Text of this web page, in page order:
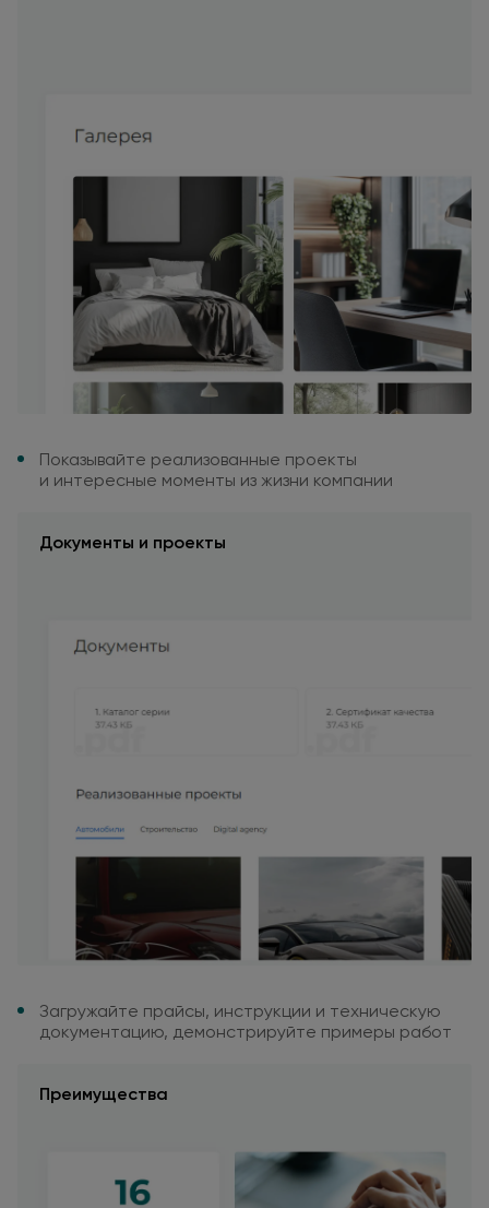
Показывайте реализованные проекты
и интересные моменты из жизни компании
Документы и проекты
Загружайте прайсы, инструкции и техническую
документацию, демонстрируйте примеры работ
Преимущества